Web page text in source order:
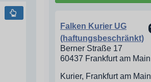
Falken Kurier UG
(haftungsbeschränkt)
Berner Straße 17
60437 Frankfurt am Main
Kurier, Frankfurt am Main